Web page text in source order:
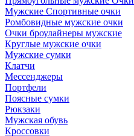
Мужские Спортивные очки
Ромбовидные мужские очки
Очки броулайнеры мужские
Круглые мужские очки
Мужские сумки
Клатчи
Мессенджеры
Портфели
Поясные сумки
Рюкзаки
Мужская обувь
Кроссовки